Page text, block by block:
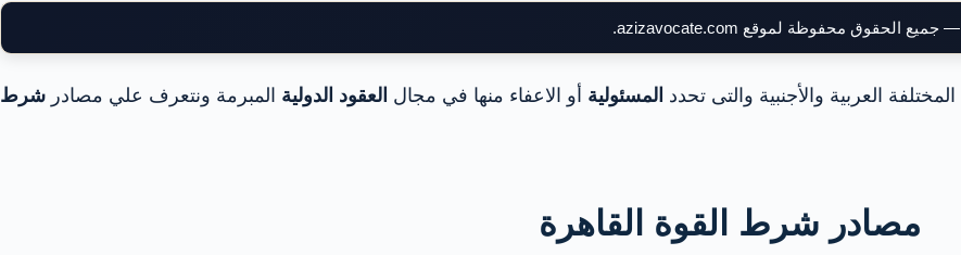
— جميع الحقوق محفوظة لموقع azizavocate.com.
المختلفة العربية والأجنبية والتى تحدد المسئولية أو الاعفاء منها في مجال العقود الدولية المبرمة ونتعرف علي مصادر شرط
مصادر شرط القوة القاهرة